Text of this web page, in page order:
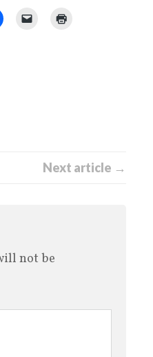
Next article →
not be